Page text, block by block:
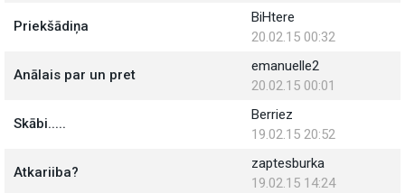
Priekšādiņa
BiHtere
20.02.15 00:32
Anālais par un pret
emanuelle2
20.02.15 00:01
Skābi.....
Berriez
19.02.15 20:52
Atkariiba?
zaptesburka
19.02.15 14:24